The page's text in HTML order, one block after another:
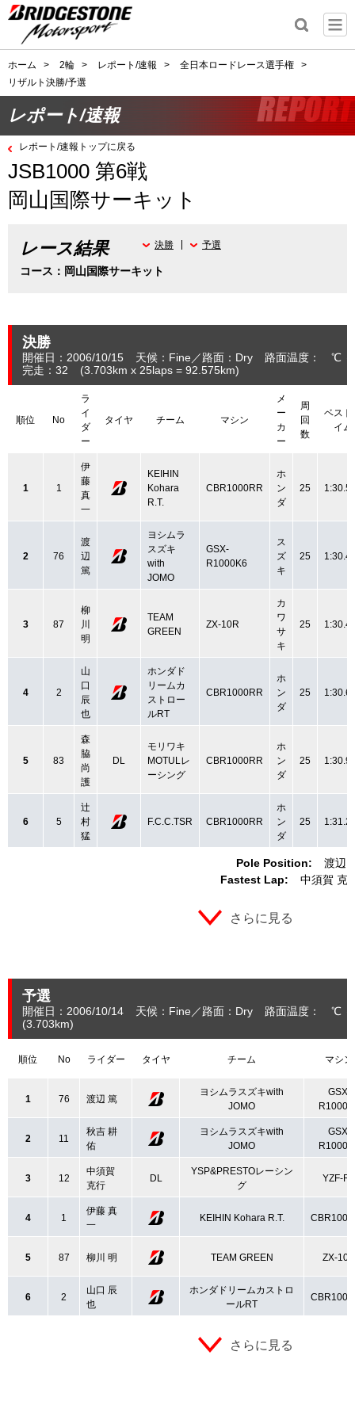
ホーム > 2輪 > レポート/速報 > 全日本ロードレース選手権
>
リザルト決勝/予選
レポート/速報
レポート/速報トップに戻る
JSB1000 第6戦
岡山国際サーキット
レース結果
コース：岡山国際サーキット
決勝 予選
決勝
開催日：2006/10/15 天候：Fine 路面：Dry
路面温度： ℃
完走：32
(3.703km x 25laps = 92.575km)
順位 No
ラ
イ
ダ
ー
タイヤ チーム マシン
メ
ー
カ
ー
周
回
数
ベスト
イム
Pole Position:
渡辺
Fastest Lap:
中須賀 克
1 1
伊
藤
真
一
KEIHIN
Kohara
R.T.
CBR1000RR
ホ
ン
ダ
25
2 76
渡
辺
篤
ヨシムラ
スズキ
with
JOMO
GSX-
R1000K6
ス
ズ
キ
25
3 87
柳
川
明
TEAM
GREEN
ZX-10R
カ
ワ
サ
キ
25
4 2
山
口
辰
也
ホンダド
リームカ
ストロー
ルRT
CBR1000RR
ホ
ン
ダ
25
5 83
森
脇
尚
護
DL
モリワキ
MOTULレ
ーシング
CBR1000RR
ホ
ン
ダ
25
6 5
辻
村
猛
F.C.C.TSR CBR1000RR
ホ
ン
ダ
25
さらに見る
予選
開催日：2006/10/14 天候：Fine 路面：Dry
路面温度： ℃
(3.703km)
順位 No ライダー タイヤ チーム マシン
1 76 渡辺 篤
ヨシムラスズキwith
JOMO
GSX-
2 11
秋吉 耕
佑
ヨシムラスズキwith
JOMO
GSX-
3 12
中須賀
克行
DL
YSP&PRESTOレーシン
グ
YZF-R1
4 1
伊藤 真
一
KEIHIN Kohara R.T.
5 87 柳川 明 TEAM GREEN ZX-10R
6 2
山口 辰
也
ホンダドリームカストロ
ールRT
さらに見る